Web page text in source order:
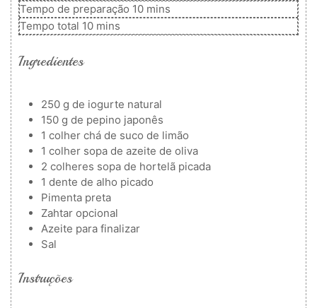
Tempo de preparação 10minutos
mins
Tempo total 10minutos
mins
Ingredientes
250 g de iogurte natural
150 g de pepino japonês
1 colher chá de suco de limão
1 colher sopa de azeite de oliva
2 colheres sopa de hortelã picada
1 dente de alho picado
Pimenta preta
Zahtar opcional
Azeite para finalizar
Sal
Instruções